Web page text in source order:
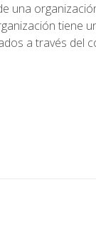
una
tiene
a través del